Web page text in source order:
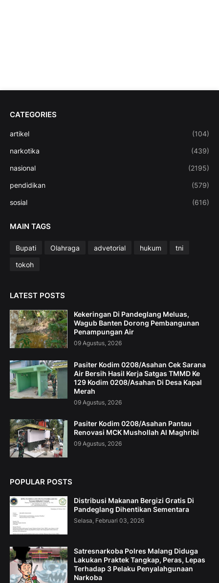
CATEGORIES
artikel (104)
narkotika (439)
nasional (2195)
pendidikan (579)
sosial (616)
MAIN TAGS
Bupati Olahraga advetorial hukum
tni
tokoh
LATEST POSTS
Kekeringan Di Pandeglang Meluas,
Wagub Banten Dorong Pembangunan
Penampungan Air
09 Agustus, 2026
Pasiter Kodim 0208/Asahan Cek Sarana
Air Bersih Hasil Kerja Satgas TMMD Ke
129 Kodim 0208/Asahan Di Desa Kapal
Merah
09 Agustus, 2026
Pasiter Kodim 0208/Asahan Pantau
Renovasi MCK Mushollah Al Maghribi
09 Agustus, 2026
POPULAR POSTS
Distribusi Makanan Bergizi Gratis Di
Pandeglang Dihentikan Sementara
Selasa, Februari 03, 2026
Satresnarkoba Polres Malang Diduga
Lakukan Praktek Tangkap, Peras, Lepas
Terhadap 3 Pelaku Penyalahgunaan
Narkoba